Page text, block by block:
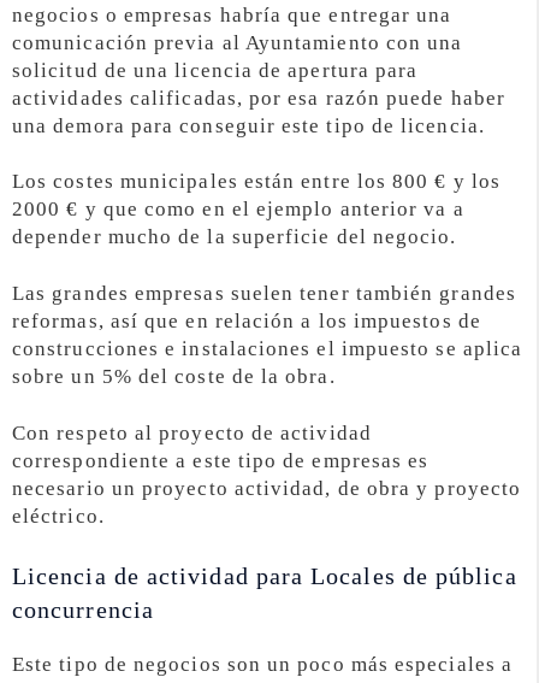
negocios o empresas habría que entregar una
comunicación previa al Ayuntamiento con una
solicitud de una licencia de apertura para
actividades calificadas, por esa razón puede haber
una demora para conseguir este tipo de licencia.
Los costes municipales están entre los 800 € y los
2000 € y que como en el ejemplo anterior va a
depender mucho de la superficie del negocio.
Las grandes empresas suelen tener también grandes
reformas, así que en relación a los impuestos de
construcciones e instalaciones el impuesto se aplica
sobre un 5% del coste de la obra.
Con respeto al proyecto de actividad
correspondiente a este tipo de empresas es
necesario un proyecto actividad, de obra y proyecto
eléctrico.
Licencia de actividad para Locales de pública
concurrencia
Este tipo de negocios son un poco más especiales a